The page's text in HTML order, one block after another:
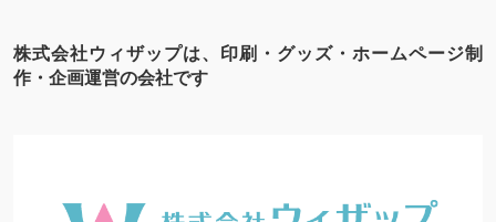
株式会社ウィザップは、印刷・グッズ・ホームページ制
作・企画運営の会社です